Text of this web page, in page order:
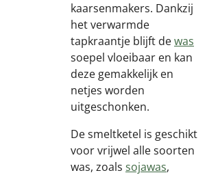
kaarsenmakers. Dankzij
het verwarmde
tapkraantje blijft dewas
soepel vloeibaar en kan
deze gemakkelijk en
netjes worden
uitgeschonken.
De smeltketel is geschikt
voor vrijwel alle soorten
was, zoals sojawas,